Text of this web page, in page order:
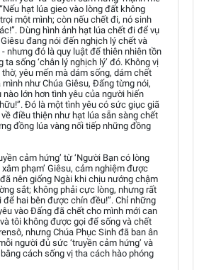
hạt lúa gieo vào lòng đất không
một mình; còn nếu chết đi, nó sinh
Dùng hình ảnh hạt lúa chết đi để vụ
đang nói đến nghịch lý chết và
nhưng đó là quy luật để thiên nhiên tồn
ta sống ‘chân lý nghịch lý’ đó. Không vị
yêu mến mà dám sống, dám chết
như Chúa Giêsu, Đấng từng nói,
nào lớn hơn tình yêu của người hiến
Đó là một tình yêu có sức giục giã
điều thiện như hạt lúa sẵn sàng chết
đồng lúa vàng nối tiếp những đồng
cảm hứng’ từ ‘Người Bạn có lòng
phạm’ Giêsu, cảm nghiệm được
nên giống Ngài khi chịu nướng chậm
sắt; không phải cực lòng, nhưng rất
để hai bên được chín đều!”. Chỉ những
vào Đấng đã chết cho mình mới can
tôi không được gọi để sống và chết
nhưng Chúa Phục Sinh đã ban ân
người đủ sức ‘truyền cảm hứng’ và
bằng cách sống vị tha cách hào phóng